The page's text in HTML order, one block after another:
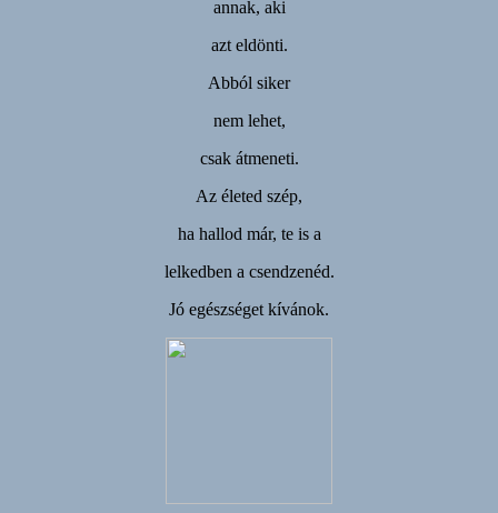
annak, aki
azt eldönti.
Abból siker
nem lehet,
csak átmeneti.
Az életed szép,
ha hallod már, te is a
lelkedben a csendzenéd.
Jó egészséget kívánok.